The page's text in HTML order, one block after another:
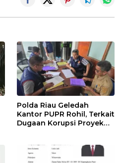
Polda Riau Geledah
Kantor PUPR Rohil, Terkait
Dugaan Korupsi Proyek